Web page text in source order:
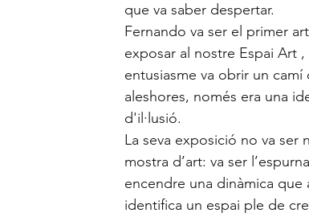
que va saber despertar.
Fernando va ser el primer
exposar al nostre Espai Art
entusiasme va obrir un camí
aleshores, només era una
d'il·lusió.
La seva exposició no va ser
mostra d’art: va ser
encendre una dinàmica que
identifica un espai ple de